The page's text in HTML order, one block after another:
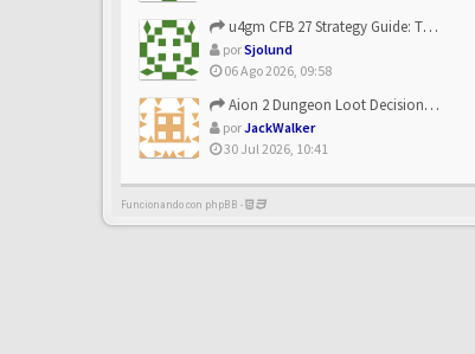
u4gm CFB 27 Strategy Guide: The Toxic Offensive Scheme Your ...
porSjolund
06 Ago 2026, 09:58
Aion 2 Dungeon Loot Decisions: Smarter Runs With U4N
porJackWalker
30 Jul 2026, 10:41
Funcionando con phpBB -